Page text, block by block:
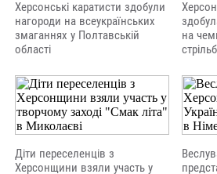
Херсонські каратисти здобули
нагороди на всеукраїнських
змаганнях у Полтавській
області
на
Діти переселенців з
Херсонщини взяли участь у